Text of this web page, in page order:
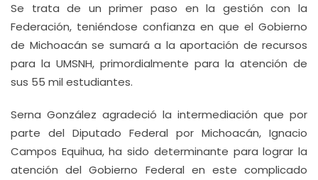
Se trata de un primer paso en la gestión con la
Federación, teniéndose confianza en que el Gobierno
de Michoacán se sumará a la aportación de recursos
para la UMSNH, primordialmente para la atención de
sus 55 mil estudiantes.
Serna González agradeció la intermediación que por
parte del Diputado Federal por Michoacán, Ignacio
Campos Equihua, ha sido determinante para lograr la
atención del Gobierno Federal en este complicado